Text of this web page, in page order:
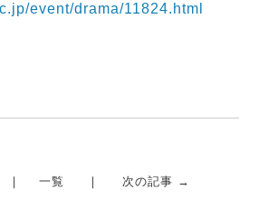
event/drama/11824.html
一覧 次の記事 →